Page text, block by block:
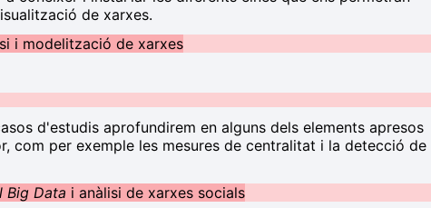
de xarxes.
i modelització de xarxes
d'estudis aprofundirem en alguns dels elements apresos
com per exemple les mesures de centralitat i la detecció de
Big Data i anàlisi de xarxes socials